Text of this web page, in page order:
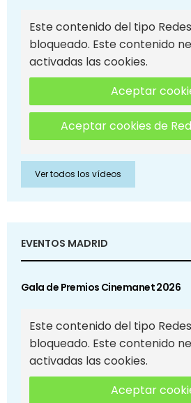
Este contenido del tipo
bloqueado. Este contenido
activadas las cookies.
Aceptar
Aceptar cookies de
Ver todos los vídeos
EVENTOS MADRID
Gala de Premios Cinemanet 2026
Este contenido del tipo
bloqueado. Este contenido
activadas las cookies.
Aceptar